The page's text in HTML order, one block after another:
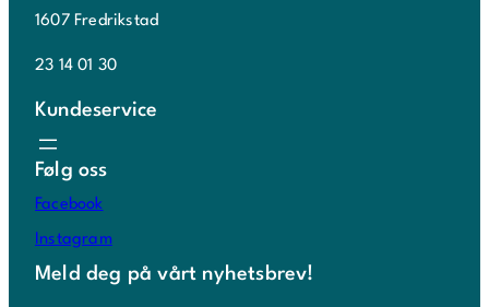
1607 Fredrikstad
23 14 01 30
Kundeservice
Følg oss
Facebook
Instagram
Meld deg på vårt nyhetsbrev!